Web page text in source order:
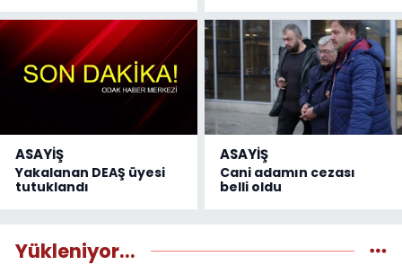
ASAYİŞ
Yakalanan DEAŞ üyesi
tutuklandı
ASAYİŞ
Cani adamın cezası
belli oldu
Yükleniyor...